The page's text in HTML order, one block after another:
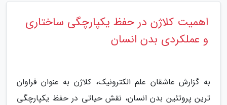
اهمیت کلاژن در حفظ یکپارچگی ساختاری
و عملکردی بدن انسان
به گزارش عاشقان علم الکترونیک، کلاژن به عنوان فراوان
ترین پروتئین بدن انسان، نقش حیاتی در حفظ یکپارچگی